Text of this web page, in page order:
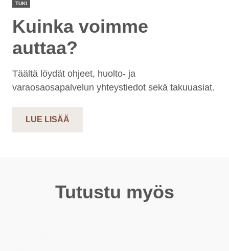
TUKI
Kuinka voimme
auttaa?
Täältä löydät ohjeet, huolto- ja
varaosaosapalvelun yhteystiedot sekä takuuasiat.
LUE LISÄÄ
Tutustu myös